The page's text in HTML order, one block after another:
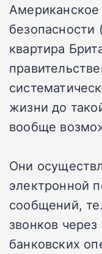
Американское
безопасности
квартира
жизни до
вообще
Они
электронной
сообщений,
звонков
банковских